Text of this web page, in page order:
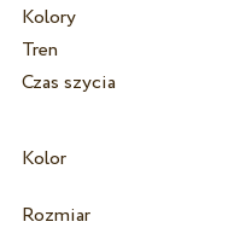
Kolory
Tren
Czas szycia
Kolor
Rozmiar